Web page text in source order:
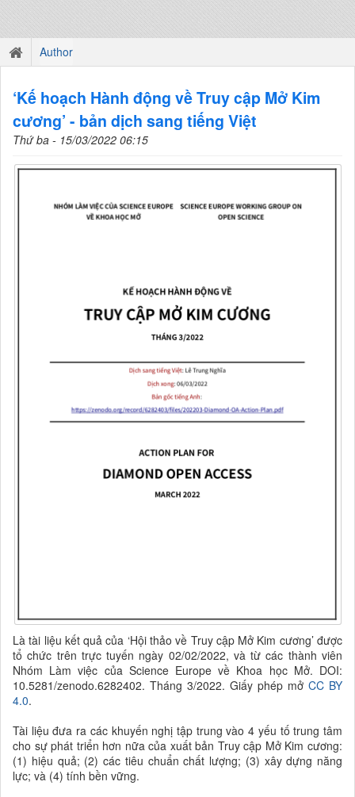
Author
‘Kế hoạch Hành động về Truy cập Mở Kim
cương’ - bản dịch sang tiếng Việt
Thứ ba - 15/03/2022 06:15
Là tài liệu kết quả của ‘Hội thảo về Truy cập Mở Kim cương’được
tổ chức trên trực tuyến ngày 02/02/2022, và từ các thành viên
Nhóm Làm việc của Science Europe về Khoa học Mở. DOI:
10.5281/zenodo.6282402. Tháng 3/2022. Giấy phép mở CC BY
4.0.
Tài liệu đưa ra các khuyến nghịtập trungvào 4 yếu tố trung tâm
cho sựphát triển hơn nữa của xuất bản Truy cập Mở Kim cương:
(1) hiệu quả; (2) các tiêu chuẩn chất lượng; (3) xây dựng năng
lực; và (4) tính bền vững.